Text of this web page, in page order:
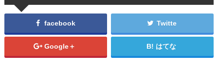
facebook Twitte
Google＋ はてな